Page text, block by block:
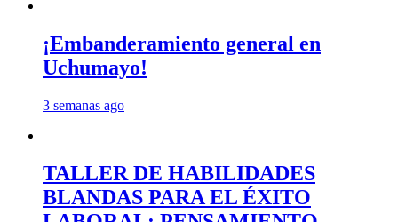
¡Embanderamiento general en
Uchumayo!
3 semanas ago
TALLER DE HABILIDADES
BLANDAS PARA EL ÉXITO